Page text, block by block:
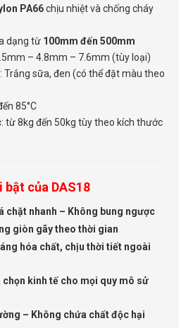
PA66chịu nhiệt và chống cháy
dạng từ 100mm đến 500mm
– 4.8mm – 7.6mm (tùy loại)
: Trắng sữa, đen (có thể đặt màu theo
85°C
: từ 8kg đến 50kg tùy theo kích thước
bật của DAS18
chặt nhanh – Không bung ngược
giòn gãy theo thời gian
hóa chất, chịu thời tiết ngoài
chọn kinh tế cho mọi quy mô sử
– Không chứa chất độc hại